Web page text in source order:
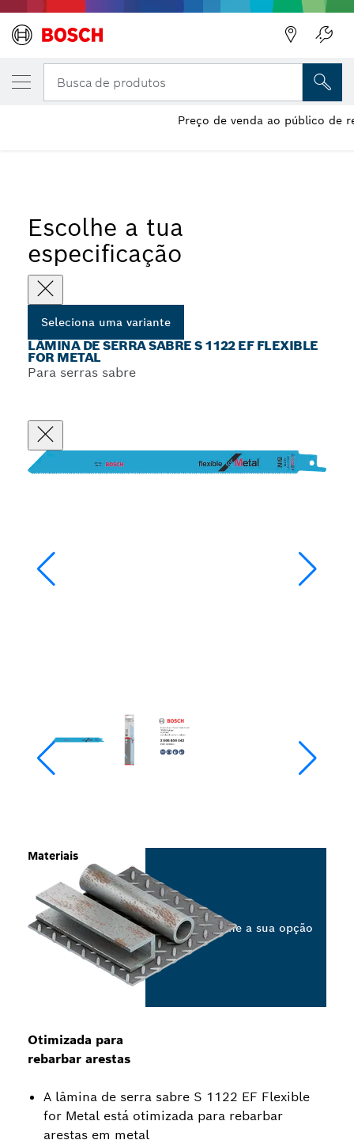
Busca de produtos
Lâminas sabre S 1122 EF Flexible for Metal
Escolhe a tua
especificação
Seleciona uma variante
LÂMINA DE SERRA SABRE S 1122 EF FLEXIBLE
FOR METAL
Para serras sabre
Otimizada para
rebarbar arestas
A lâmina de serra sabre S 1122 EF Flexible
for Metal está otimizada para rebarbar
arestas em metal
Materiais
Selecione a sua opção
A VARIANTE QUE SELECIONASTE
Lâmina de serra sabre S 1122 EF Flexible
Preço de venda ao público de